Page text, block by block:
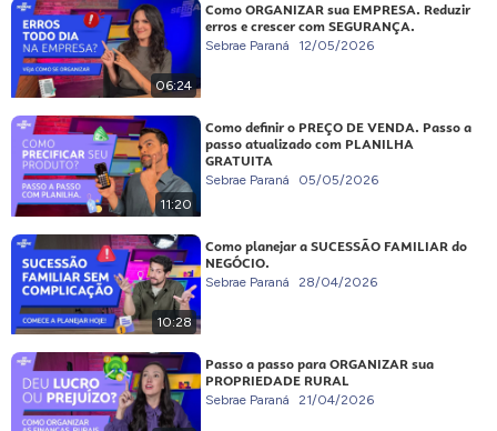
06:24
Como ORGANIZAR sua EMPRESA. Reduzir
erros e crescer com SEGURANÇA.
Sebrae Paraná 12/05/2026
11:20
Como definir o PREÇO DE VENDA. Passo a
passo atualizado com PLANILHA
GRATUITA
Sebrae Paraná 05/05/2026
10:28
Como planejar a SUCESSÃO FAMILIAR do
NEGÓCIO.
Sebrae Paraná 28/04/2026
Passo a passo para ORGANIZAR sua
PROPRIEDADE RURAL
Sebrae Paraná 21/04/2026